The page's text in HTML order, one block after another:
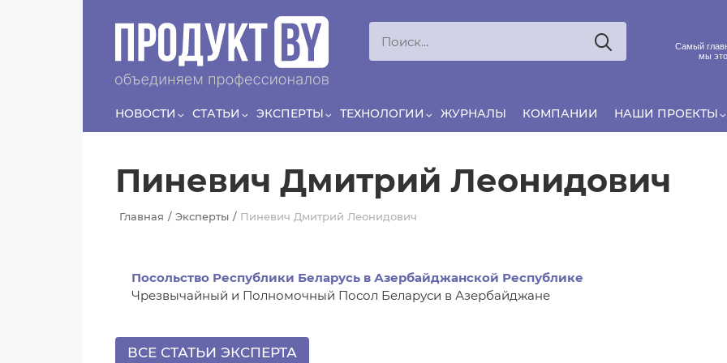
СергейЛЯШКО
Если у нас есть беспривязь, все животные чипированы и
есть программа-планировщик, на проведение…
Принято считать, что еда — источник удовольствия, и
Самый
мы
НОВОСТИ СТАТЬИ ЭКСПЕРТЫ ТЕХНОЛОГИИ ЖУРНАЛЫ КОМПАНИИ НАШИ ПРОЕКТЫ
Пиневич Дмитрий Леонидович
Главная Эксперты Пиневич Дмитрий Леонидович
Посольство Республики Беларусь в Азербайджанской Республике
Чрезвычайный и Полномочный Посол Беларуси в Азербайджане
ВСЕ СТАТЬИ ЭКСПЕРТА